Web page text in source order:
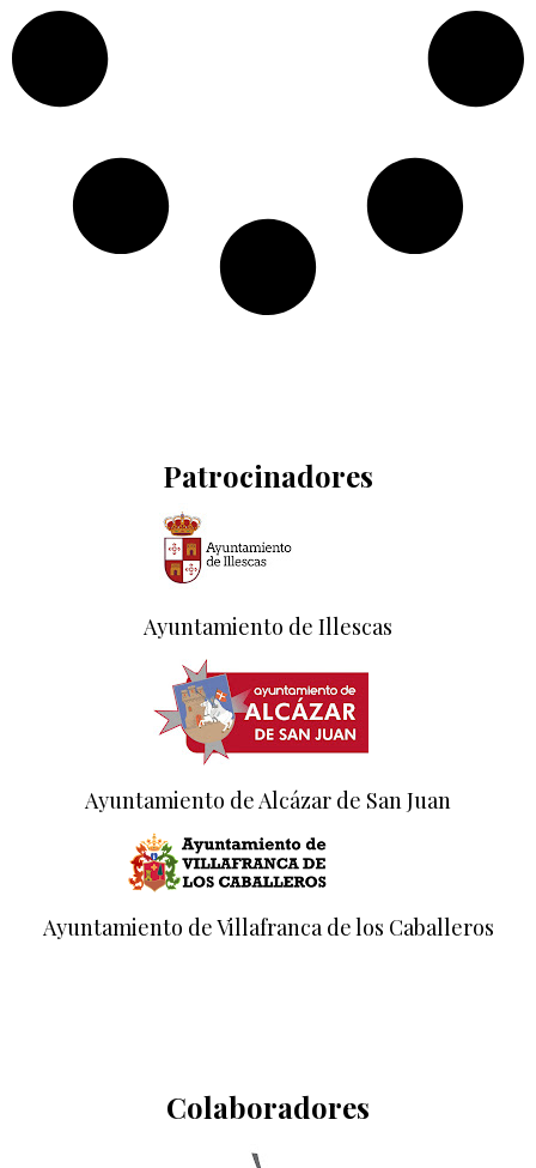
Patrocinadores
Ayuntamiento de Illescas
Ayuntamiento de Alcázar de San Juan
Ayuntamiento de Villafranca de los Caballeros
Colaboradores